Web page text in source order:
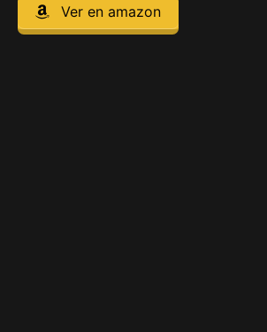
Ver en amazon